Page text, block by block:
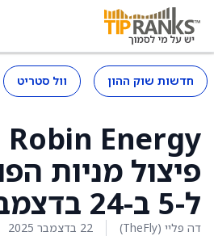
חדשות שוק ההון וול סטריט
ל-5 ב-24 בדצמבר
דה פליי (TheFly) 22 בדצמבר 2025